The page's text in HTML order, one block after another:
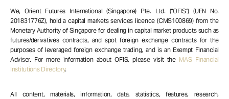
We, Orient Futures International (Singapore) Pte. Ltd. (“OFIS”) (UEN No.
201831776Z), hold a capital markets services licence (CMS100869) from the
Monetary Authority of Singapore for dealing in capital market products such as
futures/derivatives contracts, and spot foreign exchange contracts for the
purposes of leveraged foreign exchange trading, and is an Exempt Financial
Adviser. For more information about OFIS, please visit the MAS Financial
Institutions Directory.
All content, materials, information, data, statistics, features, research,